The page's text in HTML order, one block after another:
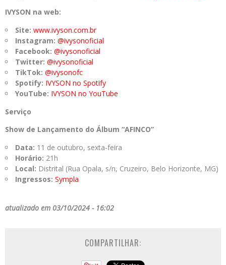
IVYSON na web:
Site: www.ivyson.com.br
Instagram: @ivysonoficial
Facebook: @ivysonoficial
Twitter: @ivysonoficial
TikTok: @ivysonofc
Spotify: IVYSON no Spotify
YouTube: IVYSON no YouTube
Serviço
Show de Lançamento do Álbum “AFINCO”
Data: 11 de outubro, sexta-feira
Horário: 21h
Local: Distrital (Rua Opala, s/n, Cruzeiro, Belo Horizonte, MG)
Ingressos: Sympla
atualizado em 03/10/2024 - 16:02
COMPARTILHAR: